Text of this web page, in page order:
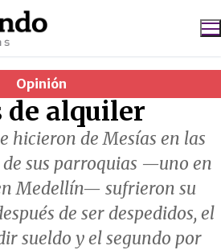
Buscar:
Opinión
de alquiler
hicieron de Mesías en las
sus parroquias —uno en
Medellín— sufrieron su
de ser despedidos, el
sueldo y el segundo por